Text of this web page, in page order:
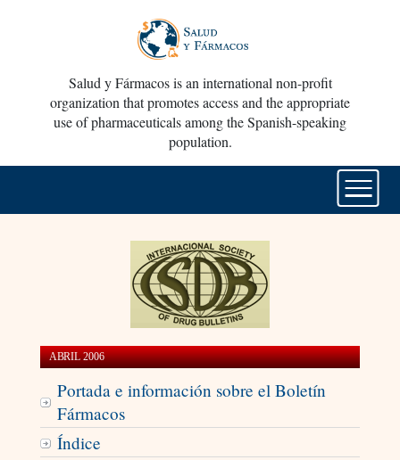
Salud y Fármacos is an international non-profit
organization that promotes access and the appropriate
use of pharmaceuticals among the Spanish-speaking
population.
ABRIL 2006
Portada e información sobre el Boletín
Fármacos
Índice